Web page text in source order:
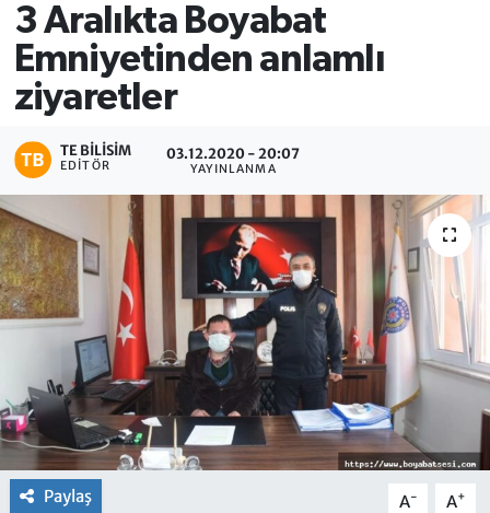
3 Aralıkta Boyabat
Emniyetinden anlamlı
ziyaretler
TE BILISIM
EDITÖR
03.12.2020 - 20:07
YAYINLANMA
Paylaş A- A+
Süper Lig Puan Durumu ve Fikstür
Tüm Manşetler
Son Dakika Haberleri
Haber Arşivi